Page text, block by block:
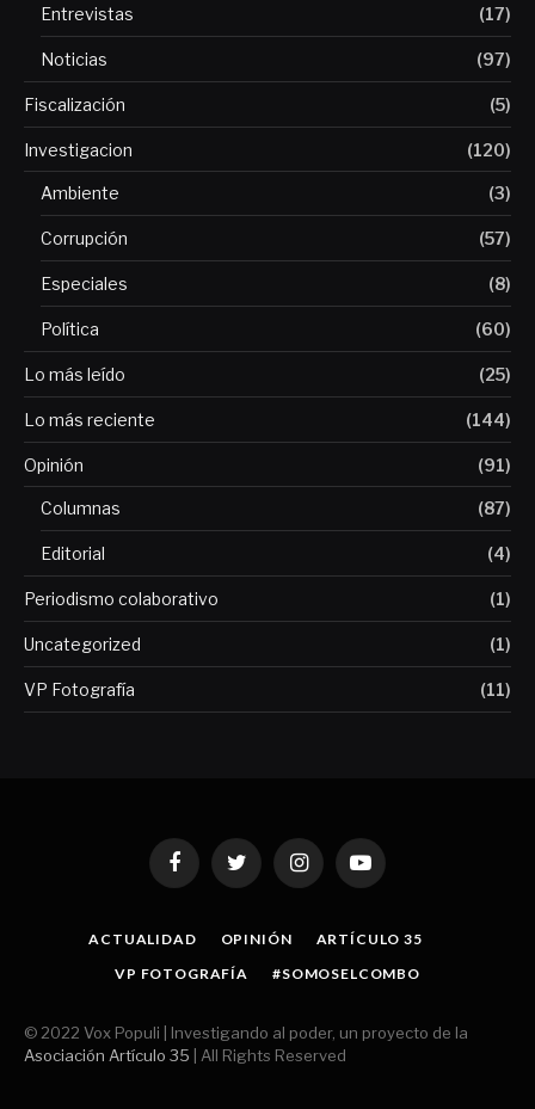
Entrevistas (17)
Noticias (97)
Fiscalización (5)
Investigacion (120)
Ambiente (3)
Corrupción (57)
Especiales (8)
Política (60)
Lo más leído (25)
Lo más reciente (144)
Opinión (91)
Columnas (87)
Editorial (4)
Periodismo colaborativo (1)
Uncategorized (1)
VP Fotografía (11)
FacebookTwitter InstagramYouTube
ACTUALIDAD OPINIÓN
ARTÍCULO 35
VP FOTOGRAFÍA
#SOMOSELCOMBO
© 2022 Vox Populi | Investigando al poder, un proyecto de la
Asociación Artículo 35 | All Rights Reserved